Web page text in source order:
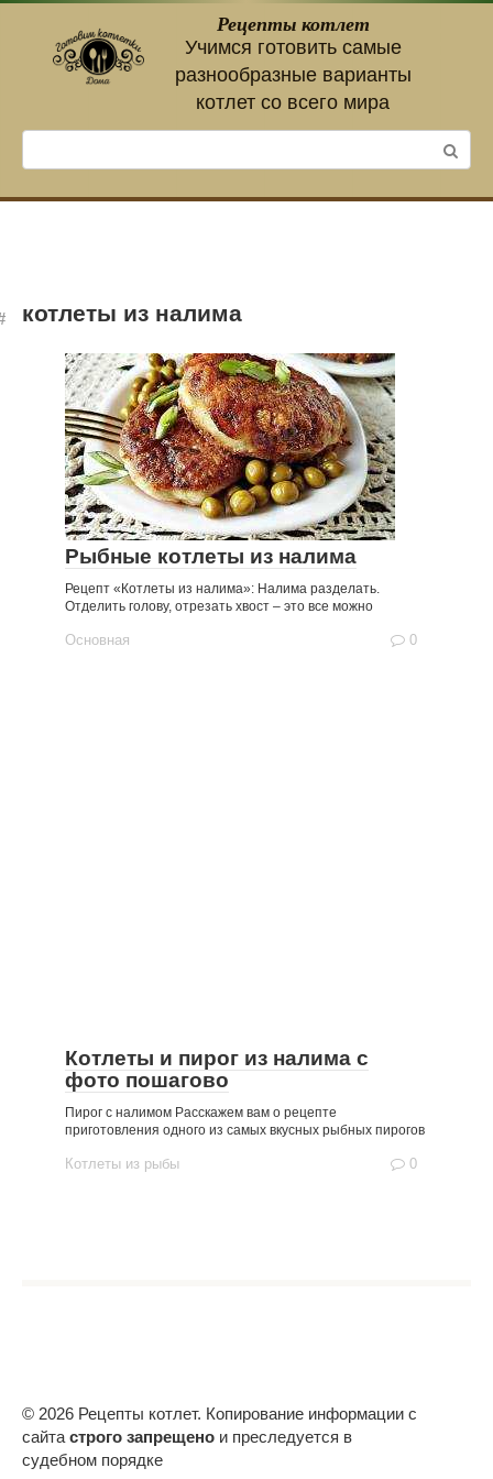
контенту
Рецепты котлет
Учимся готовить самые
разнообразные варианты
котлет со всего мира
котлеты из налима
Рыбные котлеты из налима
Рецепт «Котлеты из налима»: Налима разделать.
Отделить голову, отрезать хвост – это все можно
Основная 0
Котлеты и пирог из налима с
фото пошагово
Пирог с налимом Расскажем вам о рецепте
приготовления одного из самых вкусных рыбных пирогов
Котлеты из рыбы 0
© 2026 Рецепты котлет. Копирование информации с
сайта строго запрещено и преследуется в
судебном порядке